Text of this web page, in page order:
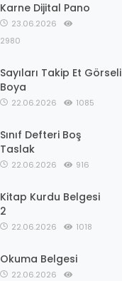
Karne Dijital Pano
23.06.2026
2980
Sayıları Takip Et Görseli
Boya
22.06.2026 1085
Sınıf Defteri Boş
Taslak
22.06.2026 916
Kitap Kurdu Belgesi
2
22.06.2026 1018
Okuma Belgesi
22.06.2026